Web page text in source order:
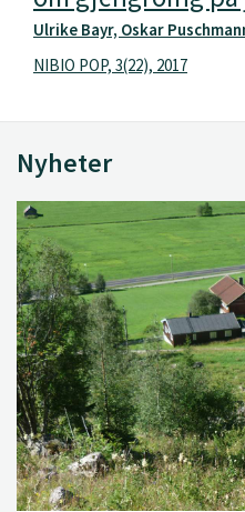
Ulrike Bayr, Oskar
NIBIO POP, 3(22), 2017
Nyheter